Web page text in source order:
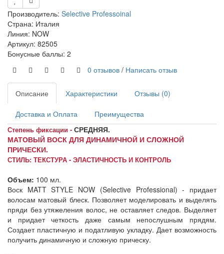
Производитель: Selective Professoinal
Страна: Италия
Линия: NOW
Артикул: 82505
Бонусные баллы: 2
0 отзывов / Написать отзыв
Описание Характеристики Отзывы (0)
Доставка и Оплата Преимущества
Степень фиксации - СРЕДНЯЯ.
МАТОВЫЙ ВОСК ДЛЯ ДИНАМИЧНОЙ И СЛОЖНОЙ
ПРИЧЕСКИ.
СТИЛЬ: ТЕКСТУРА - ЭЛАСТИЧНОСТЬ И КОНТРОЛЬ
Объем: 100 мл.
Воск MATT STYLE NOW (Selective Professional) - придает
волосам матовый блеск. Позволяет моделировать и выделять
пряди без утяжеления волос, не оставляет следов. Выделяет
и придает четкость даже самым непослушным прядям.
Создает пластичную и податливую укладку. Дает возможность
получить динамичную и сложную прическу.